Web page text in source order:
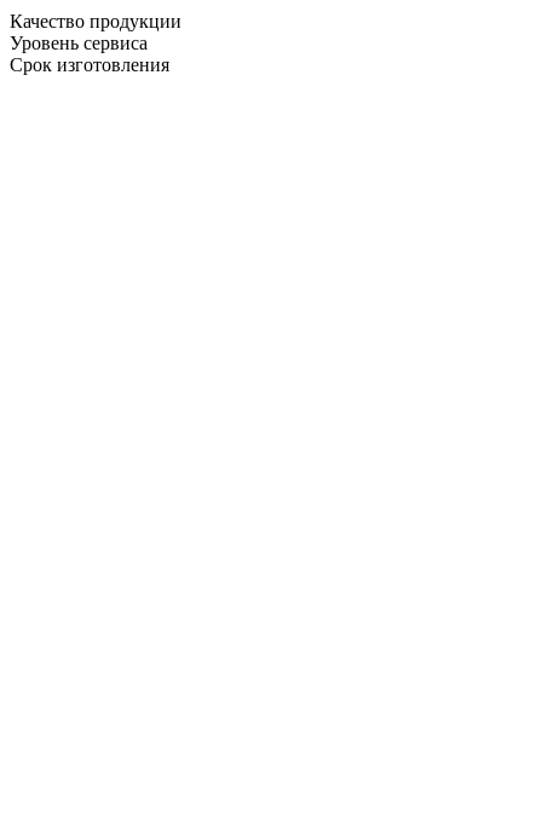
Качество продукции
Уровень сервиса
Срок изготовления